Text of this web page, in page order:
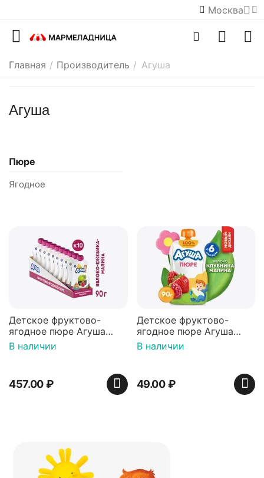
Москва
Главная / Производитель / Агуша
Агуша
Пюре
Ягодное
Детское фруктово-
ягодное пюре Агуша
Яблоко-ежевика-
малина, с 5 месяцев,
В наличии
457.00₽
Детское фруктово-
ягодное пюре Агуша
Яблоко-клубника-
малина, с 6 месяцев, 90г
В наличии
49.00 ₽